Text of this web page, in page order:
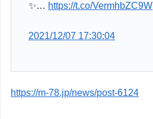
✨… https://t.co/VermhbZC9W
2021/12/07 17:30:04
https://m-78.jp/news/post-6124